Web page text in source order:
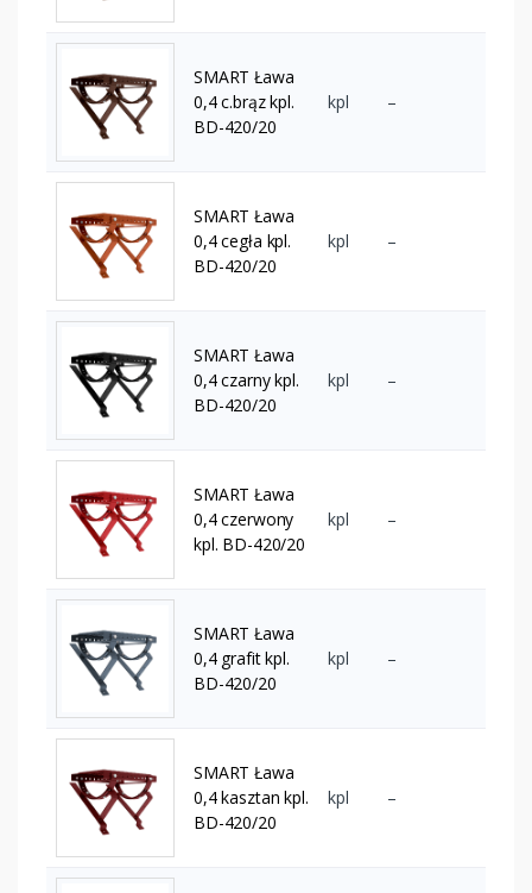
SMART Ława
0,4 c.brąz kpl.
BD-420/20
kpl –
SMART Ława
0,4 cegła kpl.
BD-420/20
kpl –
SMART Ława
0,4 czarny kpl.
BD-420/20
kpl –
SMART Ława
0,4 czerwony
kpl. BD-420/20
kpl –
SMART Ława
0,4 grafit kpl.
BD-420/20
kpl –
SMART Ława
0,4 kasztan kpl.
BD-420/20
kpl –